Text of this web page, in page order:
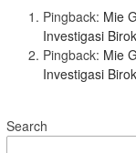
Pingback: Mie
Investigasi
Pingback: Mie
Investigasi
Search